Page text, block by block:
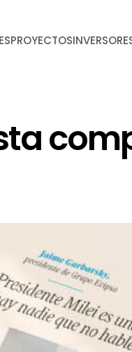
PROYECTOS